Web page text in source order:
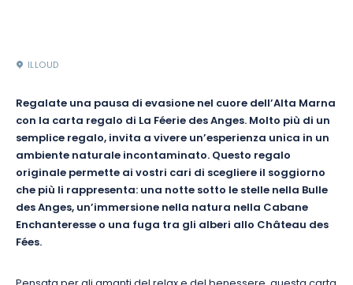
ILLOUD
Regalate una pausa di evasione nel cuore dell’Alta Marna
con la carta regalo di La Féerie des Anges. Molto più di un
semplice regalo, invita a vivere un’esperienza unica in un
ambiente naturale incontaminato. Questo regalo
originale permette ai vostri cari di scegliere il soggiorno
che più li rappresenta: una notte sotto le stelle nella Bulle
des Anges, un’immersione nella natura nella Cabane
Enchanteresse o una fuga tra gli alberi allo Château des
Fées.